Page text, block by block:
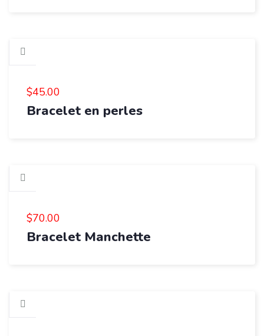
$45.00
Bracelet en perles
$70.00
Bracelet Manchette